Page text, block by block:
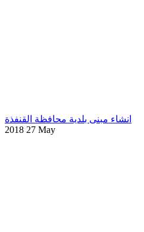
انشاء مبنى بلدية محافظة القنفذة
2018 27 May